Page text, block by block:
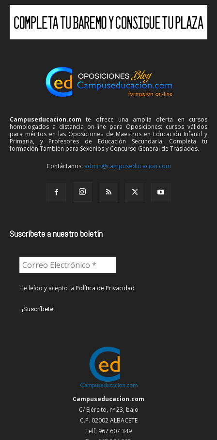
Campuseducacion.com te ofrece una amplia oferta en cursos
homologados a distancia on-line para Oposiciones: cursos válidos
para méritos en las Oposiciones de Maestros en Educación Infantil y
Primaria, y Profesores de Educación Secundaria. Completa tu
formación También para Sexenios y Concurso General de Traslados.
Contáctanos: admin@campuseducacion.com
Suscríbete a nuestro boletín
He leído y acepto la Política de Privacidad
Campuseducacion.com
C/ Ejército, nº 23, bajo
C.P. 02002 ALBACETE
Telf: 967 607 349